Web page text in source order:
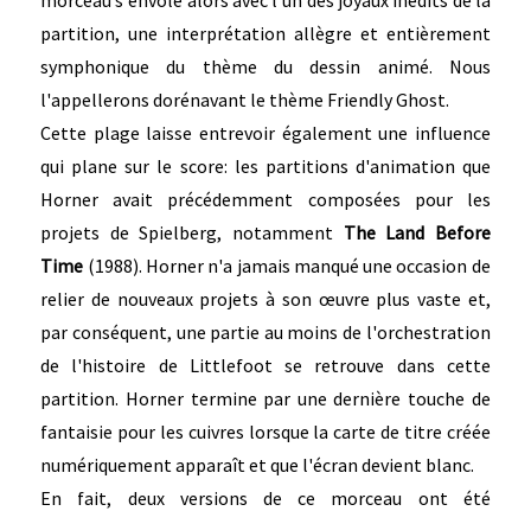
partition, une interprétation allègre et entièrement
symphonique du thème du dessin animé. Nous
l'appellerons dorénavant le thème Friendly Ghost.
Cette plage laisse entrevoir également une influence
qui plane sur le score: les partitions d'animation que
Horner avait précédemment composées pour les
projets de Spielberg, notamment The Land Before
Time (1988). Horner n'a jamais manqué une occasion de
relier de nouveaux projets à son œuvre plus vaste et,
par conséquent, une partie au moins de l'orchestration
de l'histoire de Littlefoot se retrouve dans cette
partition. Horner termine par une dernière touche de
fantaisie pour les cuivres lorsque la carte de titre créée
numériquement apparaît et que l'écran devient blanc.
En fait, deux versions de ce morceau ont été